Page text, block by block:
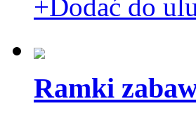
+Dodać do
Ramki